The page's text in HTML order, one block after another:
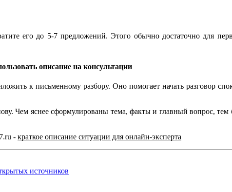
его до 5-7 предложений. Этого обычно достаточно для
описание на консультации
к письменному разбору. Оно помогает начать разговор
Чем яснее сформулированы тема, факты и главный вопрос, тем
- краткое описание ситуации для онлайн-эксперта
источников